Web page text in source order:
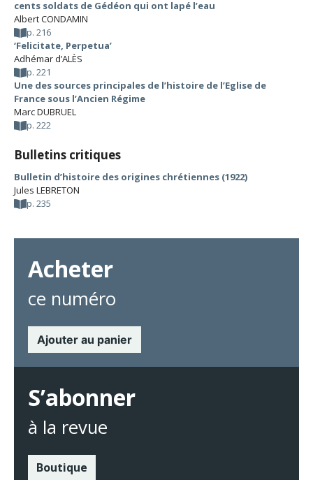
cents soldats de Gédéon qui ont lapé l’eau
Albert CONDAMIN
p. 216
‘Felicitate, Perpetua’
Adhémar d’ALÈS
p. 221
Une des sources principales de l’histoire de l’Eglise de
France sous l’Ancien Régime
Marc DUBRUEL
p. 222
Bulletins critiques
Bulletin d’histoire des origines chrétiennes (1922)
Jules LEBRETON
p. 235
Acheter
ce numéro
Ajouter au panier
S’abonner
à la revue
Boutique